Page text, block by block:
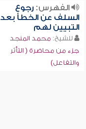
الفهرس:رجوع
السلف عن الخطأ بعد
التبيين لهم
للشيخ: محمد المنجد
جزء من محاضرة ( التأثر
والتفاعل)